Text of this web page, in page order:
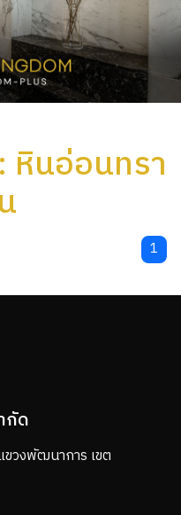
หินอ่อนทรา
1
กัด
วงพัฒนาการ เขต